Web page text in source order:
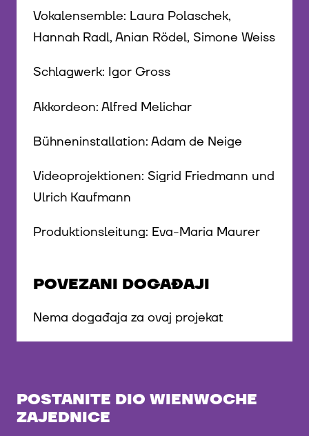
Vokalensemble: Laura Polaschek,
Hannah Radl, Anian Rödel, Simone Weiss
Schlagwerk: Igor Gross
Akkordeon: Alfred Melichar
Bühneninstallation: Adam de Neige
Videoprojektionen: Sigrid Friedmann und
Ulrich Kaufmann
Produktionsleitung: Eva-Maria Maurer
POVEZANI DOGAĐAJI
Nema događaja za ovaj projekat
POSTANITE DIO WIENWOCHE
ZAJEDNICE